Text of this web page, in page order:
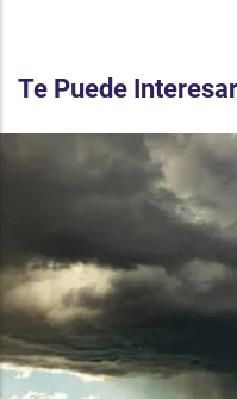
Te Puede Interesar